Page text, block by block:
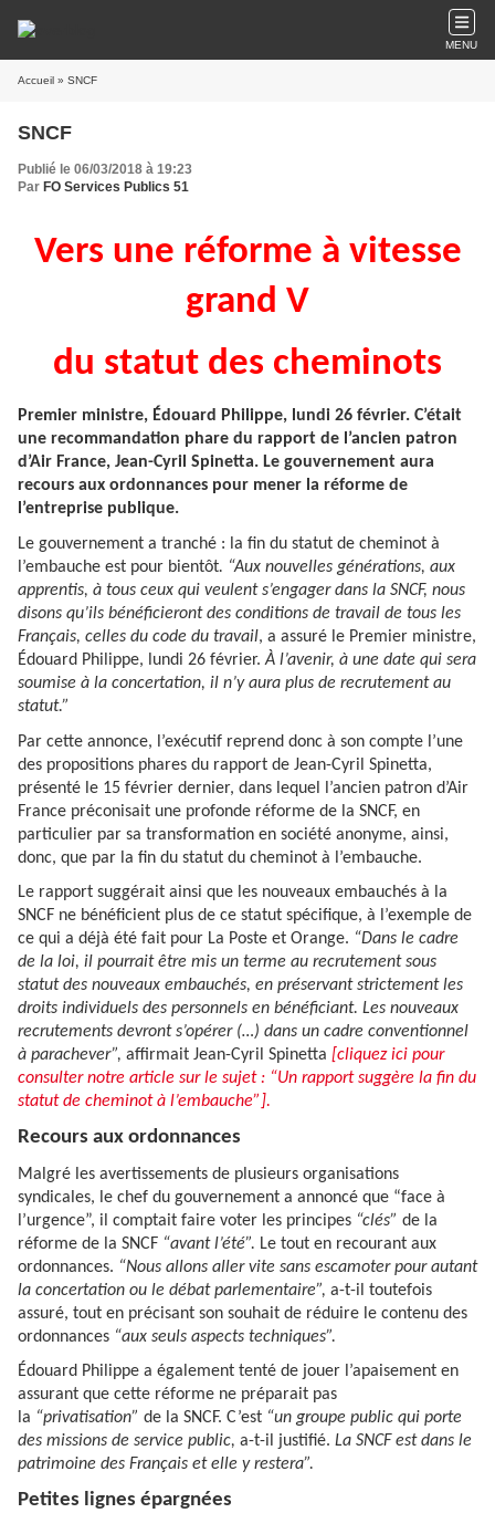
MENU
Accueil » SNCF
SNCF
Publié le 06/03/2018 à 19:23
Par FO Services Publics 51
Vers une réforme à vitesse
grand V
du statut des cheminots
Premier ministre, Édouard Philippe, lundi 26 février. C’était
une recommandation phare du rapport de l’ancien patron
d’Air France, Jean-Cyril Spinetta. Le gouvernement aura
recours aux ordonnances pour mener la réforme de
l’entreprise publique.
Le gouvernement a tranché : la fin du statut de cheminot à
l’embauche est pour bientôt. “Aux nouvelles générations, aux
apprentis, à tous ceux qui veulent s’engager dans la SNCF, nous
disons qu’ils bénéficieront des conditions de travail de tous les
Français, celles du code du travail, a assuré le Premier ministre,
Édouard Philippe, lundi 26 février.À l’avenir, à une date qui sera
soumise à la concertation, il n’y aura plus de recrutement au
statut.”
Par cette annonce, l’exécutif reprend donc à son compte l’une
des propositions phares du rapport de Jean-Cyril Spinetta,
présenté le 15 février dernier, dans lequel l’ancien patron d’Air
France préconisait une profonde réforme de la SNCF, en
particulier par sa transformation en société anonyme, ainsi,
donc, que par la fin du statut du cheminot à l’embauche.
Le rapport suggérait ainsi que les nouveaux embauchés à la
SNCF ne bénéficient plus de ce statut spécifique, à l’exemple de
ce qui a déjà été fait pour La Poste et Orange. “Dans le cadre
de la loi, il pourrait être mis un terme au recrutement sous
statut des nouveaux embauchés, en préservant strictement les
droits individuels des personnels en bénéficiant. Les nouveaux
recrutements devront s’opérer (…) dans un cadre conventionnel
à parachever”, affirmait Jean-Cyril Spinetta [cliquez ici pour
consulter notre article sur le sujet : “Un rapport suggère la fin du
statut de cheminot à l’embauche”].
Recours aux ordonnances
Malgré les avertissements de plusieurs organisations
syndicales, le chef du gouvernement a annoncé que “face à
l’urgence”, il comptait faire voter les principes “clés” de la
réforme de la SNCF “avant l’été”. Le tout en recourant aux
ordonnances. “Nous allons aller vite sans escamoter pour autant
la concertation ou le débat parlementaire”, a-t-il toutefois
assuré, tout en précisant son souhait de réduire le contenu des
ordonnances “aux seuls aspects techniques”.
Édouard Philippe a également tenté de jouer l’apaisement en
assurant que cette réforme ne préparait pas
la “privatisation” de la SNCF. C’est “un groupe public qui porte
des missions de service public, a-t-il justifié. La SNCF est dans le
patrimoine des Français et elle y restera”.
Petites lignes épargnées